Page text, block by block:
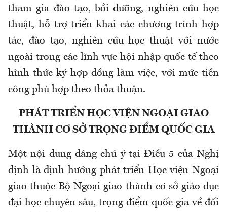
tham gia đào tạo, bồi dưỡng, nghiên cứu học
thuật, hỗ trợ triển khai các chương trình hợp
tác, đào tạo, nghiên cứu học thuật với nước
ngoài trong các lĩnh vực hội nhập quốc tế theo
hình thức ký hợp đồng làm việc, với mức tiền
công phù hợp theo thỏa thuận.
PHÁT TRIỂN HỌC VIỆN NGOẠI GIAO
THÀNH CƠ SỞ TRỌNG ĐIỂM QUỐC GIA
Một nội dung đáng chú ý tại Điều 5 của Nghị
định là định hướng phát triển Học viện Ngoại
giao thuộc Bộ Ngoại giao thành cơ sở giáo dục
đại học chuyên sâu, trọng điểm quốc gia về đối